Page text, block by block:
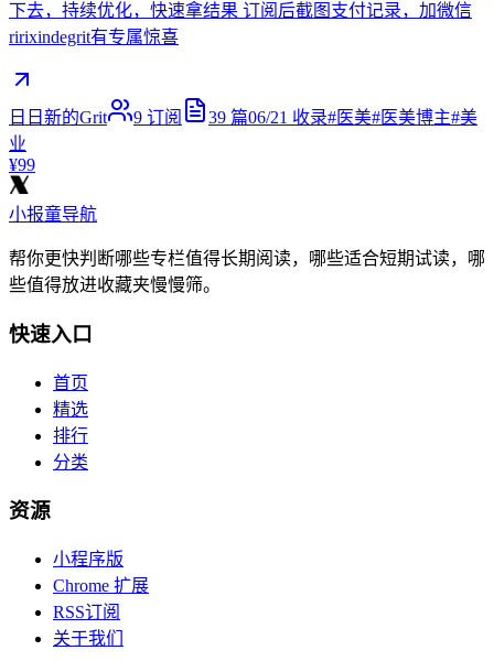
下去，持续优化，快速拿结果 订阅后截图支付记录，加微信
ririxindegrit有专属惊喜
日日新的Grit 9 订阅 39 篇06/21 收录#医美#医美博主#美
业
¥99
小报童导航
帮你更快判断哪些专栏值得长期阅读，哪些适合短期试读，哪
些值得放进收藏夹慢慢筛。
快速入口
首页
精选
排行
分类
资源
小程序版
Chrome 扩展
RSS订阅
关于我们